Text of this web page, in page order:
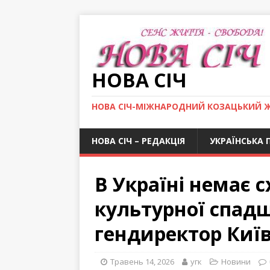
НОВА СІЧ
НОВА СІЧ-МІЖНАРОДНИЙ КОЗАЦЬКИЙ
НОВА СІЧ – РЕДАКЦІЯ УКРАЇНСЬКА
В Україні немає
культурної
гендиректор
Травень 14, 2026 угк Новини